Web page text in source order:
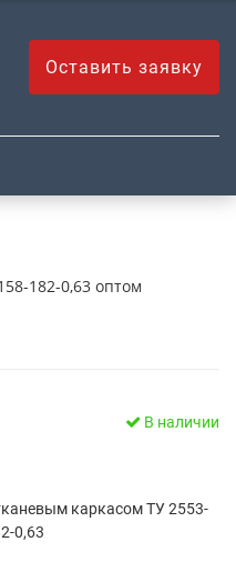
Оставить заявку
182-0,63 оптом
В наличии
каркасом ТУ 2553-
0,63